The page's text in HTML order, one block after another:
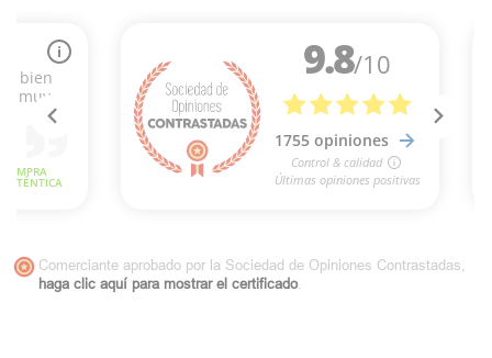
Comerciante aprobado por la Sociedad de Opiniones Contrastadas,
haga clic aquí para mostrar el certificado.